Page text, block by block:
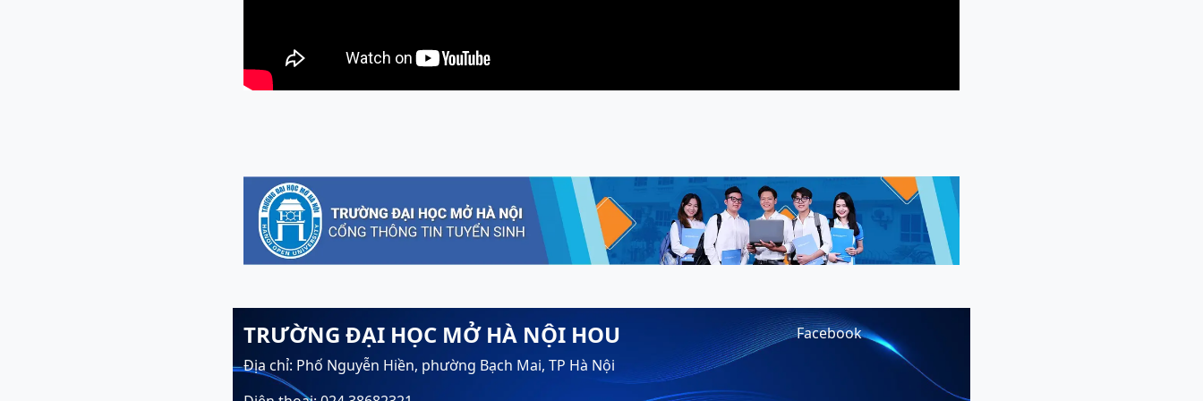
TRƯỜNG ĐẠI HỌC MỞ HÀ NỘI HOU
Địa chỉ: Phố Nguyễn Hiền, phường Bạch Mai, TP Hà Nội
Facebook